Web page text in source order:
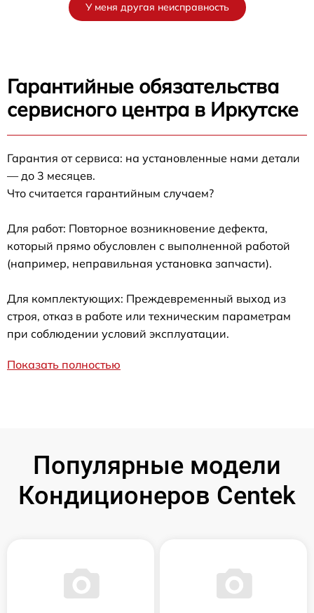
У меня другая неисправность
Гарантийные обязательства
сервисного центра в Иркутске
Гарантия от сервиса: на установленные нами детали
— до 3 месяцев.
Что считается гарантийным случаем?
Для работ: Повторное возникновение дефекта,
который прямо обусловлен с выполненной работой
(например, неправильная установка запчасти).
Для комплектующих: Преждевременный выход из
строя, отказ в работе или техническим параметрам
при соблюдении условий эксплуатации.
Показать полностью
Популярные модели
Кондиционеров Centek